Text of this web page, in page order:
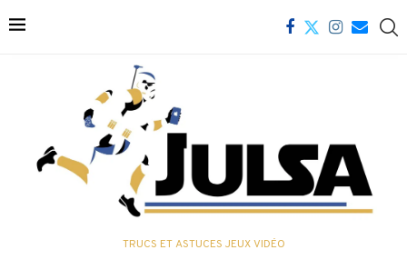
TRUCS ET ASTUCES JEUX VIDÉO